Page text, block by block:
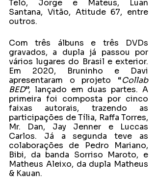
Teló, Jorge e Mateus, Luan
Santana, Vitão, Atitude 67, entre
outros.
Com três álbuns e três DVDs
gravados, a dupla já passou por
vários lugares do Brasil e exterior.
Em 2020, Bruninho e Davi
apresentaram o projeto “Collab
BED”, lançado em duas partes. A
primeira foi composta por cinco
faixas autorais, trazendo as
participações de Tília, Raffa Torres,
Mr. Dan, Jay Jenner e Luccas
Carlos. Já a segunda teve as
colaborações de Pedro Mariano,
Bibi, da banda Sorriso Maroto, e
Matheus Aleixo, da dupla Matheus
& Kauan.